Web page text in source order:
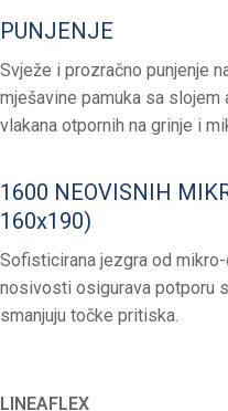
PUNJENJE
Svježe i prozračno punjenje
mješavine pamuka sa
vlakana otpornih na grinje i
1600 NEOVISNIH
160x190)
Sofisticirana jezgra od
nosivosti osigurava potporu
smanjuju točke pritiska.
LINEAFLEX